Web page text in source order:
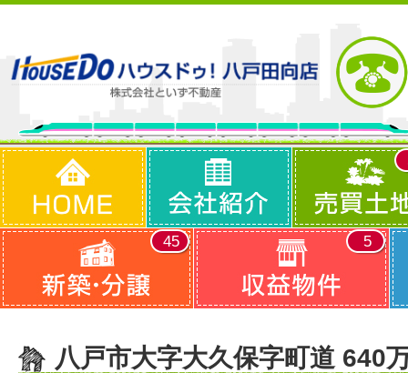
45 5
八戸市大字大久保字町道 640